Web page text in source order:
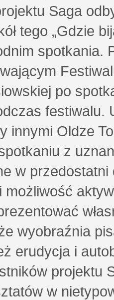
Saga
tego „Gdzie
spotkania.
po
innymi Oldze
z
w
możliwość
wyobraźnia
erudycja i
projektu
w